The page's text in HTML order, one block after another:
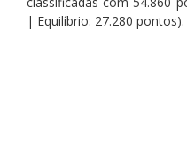
| Equilíbrio: 27.280 pontos).